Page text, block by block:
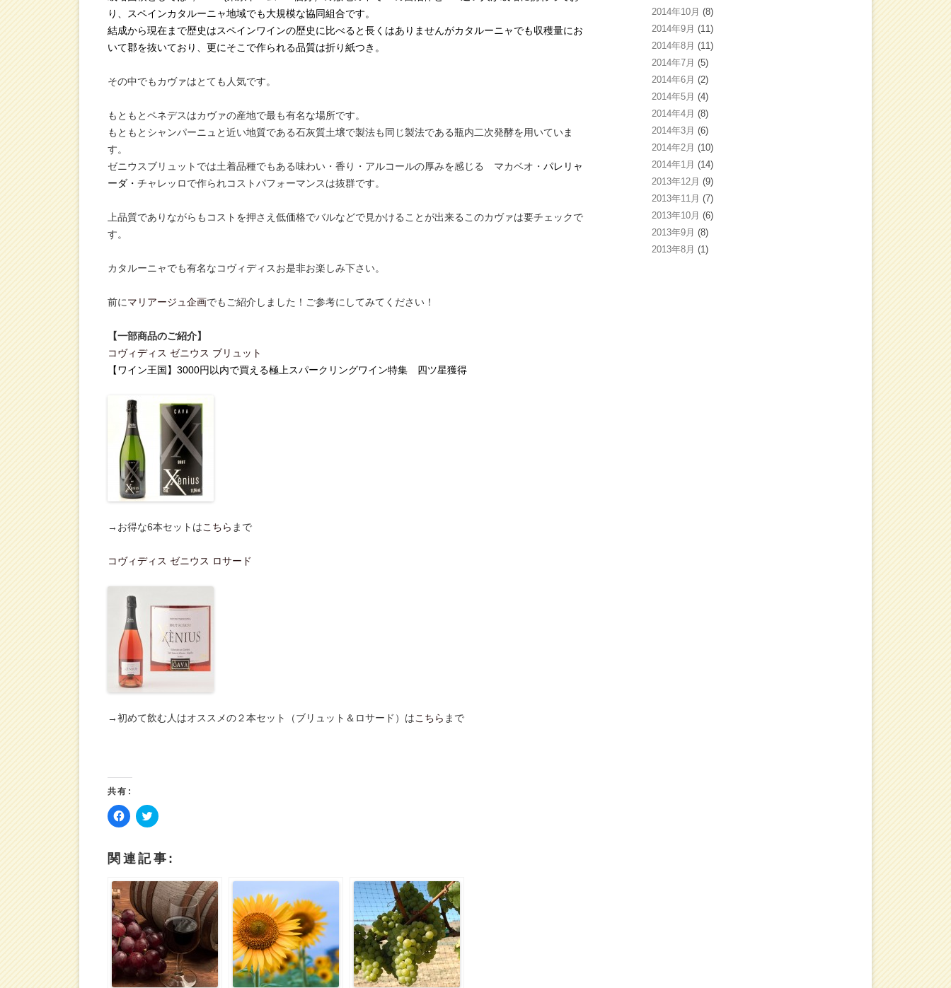
り、スペインカタルーニャ地域でも大規模な協同組合です。
結成から現在まで歴史はスペインワインの歴史に比べると長くはありませんがカタルーニャでも収穫量にお
いて郡を抜いており、更にそこで作られる品質は折り紙つき。
その中でもカヴァはとても人気です。
もともとペネデスはカヴァの産地で最も有名な場所です。
もともとシャンパーニュと近い地質である石灰質土壌で製法も同じ製法である瓶内二次発酵を用いていま
す。
ゼニウスブリュットでは土着品種でもある味わい・香り・アルコールの厚みを感じる マカベオ・ パレリャ
ーダ・ チャレッロで作られコストパフォーマンスは抜群です。
上品質でありながらもコストを押さえ低価格でバルなどで見かけることが出来るこのカヴァは要チェックで
す。
カタルーニャでも有名なコヴィディスお是非お楽しみ下さい。
前にマリアージュ企画でもご紹介しました！ご参考にしてみてください！
【一部商品のご紹介】
コヴィディス ゼニウス ブリュット
【ワイン王国】3000円以内で買える極上スパークリングワイン特集 四ツ星獲得
→お得な6本セットはこちら まで
コヴィディス ゼニウス ロサード
→初めて飲む人はオススメの２本セット（ブリュット＆ロサード）はこちら まで
共有:
F
a
b
o
k
で
共
有
す
る
に
は
ク
リ
ッ
ク
ク
リ
し
て
T
w
i
t
t
e
r
で
共
有
新
し
関連記事:
2014年10月 (8)
2014年9月 (11)
2014年8月 (11)
2014年7月 (5)
2014年6月 (2)
2014年5月 (4)
2014年4月 (8)
2014年3月 (6)
2014年2月 (10)
2014年1月 (14)
2013年12月 (9)
2013年11月 (7)
2013年10月 (6)
2013年9月 (8)
2013年8月 (1)